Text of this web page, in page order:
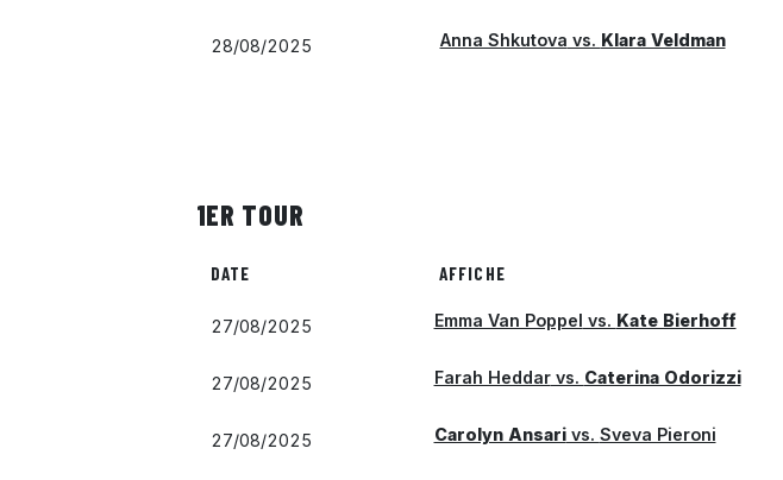
28/08/2025 Anna Shkutova vs. Klara Veldman
1ER TOUR
DATE AFFICHE
27/08/2025 Emma Van Poppel vs. Kate Bierhoff
27/08/2025 Farah Heddarvs. Caterina Odorizzi
27/08/2025 Carolyn Ansarivs. Sveva Pieroni